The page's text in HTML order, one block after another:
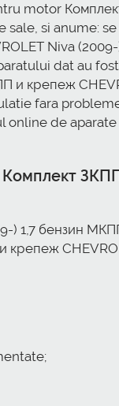
motor
si anume:
Niva
dat au
и крепеж
fara
online de
) 1,7 бензин